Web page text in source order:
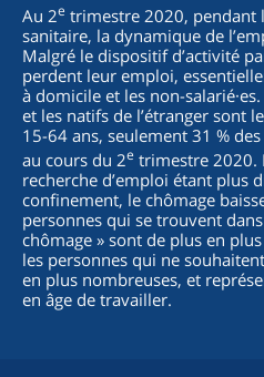
Au 2e trimestre 2020, pendant
sanitaire, la dynamique de
Malgré le dispositif d’activité
perdent leur emploi,
à domicile et les non-
et les natifs de l’étranger sont
15-64 ans, seulement 31 %
au cours du 2e trimestre 2020.
recherche d’emploi étant plus
confinement, le chômage
personnes qui se trouvent
chômage » sont de plus en
les personnes qui ne
en plus nombreuses, et
en âge de travailler.